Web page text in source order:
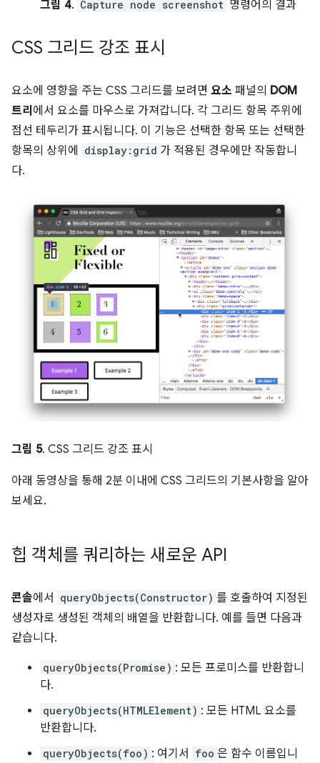
그림 4. Capture node screenshot 명령어의 결과
CSS 그리드 강조 표시
요소에 영향을 주는 CSS 그리드를 보려면 요소 패널의 DOM
트리 에서 요소를 마우스로 가져갑니다. 각 그리드 항목 주위에
점선 테두리가 표시됩니다. 이 기능은 선택한 항목 또는 선택한
항목의 상위에
display:grid 가 적용된 경우에만 작동합니
다.
그림 5. CSS 그리드 강조 표시
아래 동영상을 통해 2분 이내에 CSS 그리드의 기본사항을 알아
보세요.
힙 객체를 쿼리하는 새로운 API
콘솔에서 queryObjects(Constructor) 를 호출하여 지정된
생성자로 생성된 객체의 배열을 반환합니다. 예를 들면 다음과
같습니다.
queryObjects(Promise) : 모든 프로미스를 반환합니
다.
queryObjects(HTMLElement) : 모든 HTML 요소를
반환합니다.
queryObjects(foo) : 여기서 foo 은 함수 이름입니